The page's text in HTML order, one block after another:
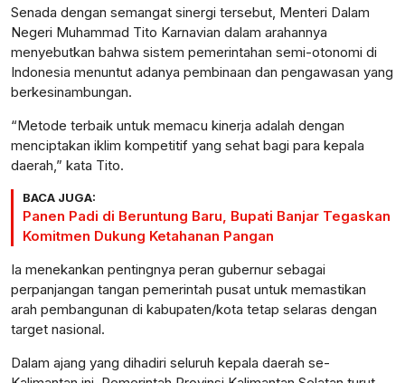
Senada dengan semangat sinergi tersebut, Menteri Dalam
Negeri Muhammad Tito Karnavian dalam arahannya
menyebutkan bahwa sistem pemerintahan semi-otonomi di
Indonesia menuntut adanya pembinaan dan pengawasan yang
berkesinambungan.
“Metode terbaik untuk memacu kinerja adalah dengan
menciptakan iklim kompetitif yang sehat bagi para kepala
daerah,” kata Tito.
BACA JUGA:
Panen Padi di Beruntung Baru, Bupati Banjar Tegaskan
Komitmen Dukung Ketahanan Pangan
Ia menekankan pentingnya peran gubernur sebagai
perpanjangan tangan pemerintah pusat untuk memastikan
arah pembangunan di kabupaten/kota tetap selaras dengan
target nasional.
Dalam ajang yang dihadiri seluruh kepala daerah se-